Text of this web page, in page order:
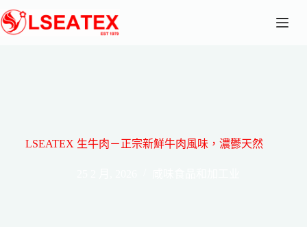
跳
至
LSEATEX 生牛肉－正宗新鮮牛肉風味，濃鬱天然